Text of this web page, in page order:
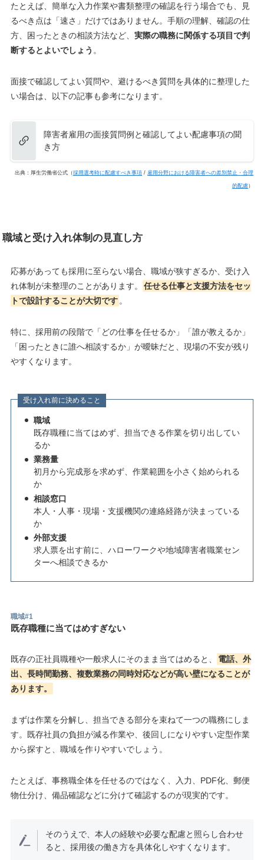
たとえば、簡単な入力作業や書類整理の確認を行う場合でも、見
るべき点は「速さ」だけではありません。手順の理解、確認の仕
方、困ったときの相談方法など、 実際の職務に関係する項目で判
断するとよいでしょう 。
面接で確認してよい質問や、避けるべき質問を具体的に整理した
い場合は、以下の記事も参考になります。
障害者雇用の面接質問例と確認してよい配慮事項の聞
き方
出典：厚生労働省公式（採用選考時に配慮すべき事項 / 雇用分野における障害者への差別禁止・合理
的配慮）
職域と受け入れ体制の見直し方
応募があっても採用に至らない場合、職域が狭すぎるか、受け入
れ体制が未整理のことがあります。
任せる仕事と支援方法をセッ
トで設計することが大切です。
特に、採用前の段階で「どの仕事を任せるか」「誰が教えるか」
「困ったときに誰へ相談するか」が曖昧だと、現場の不安が残り
やすくなります。
受け入れ前に決めること
職域
既存職種に当てはめず、担当できる作業を切り出してい
るか
業務量
初月から完成形を求めず、作業範囲を小さく始められる
か
相談窓口
本人・人事・現場・支援機関の連絡経路が決まっている
か
外部支援
求人票を出す前に、ハローワークや地域障害者職業セン
ターへ相談できるか
職域#1
既存職種に当てはめすぎない
既存の正社員職種や一般求人にそのまま当てはめると、
電話、外
出、長時間勤務、複数業務の同時対応などが高い壁になることが
あります。
まずは作業を分解し、担当できる部分を束ねて一つの職務にしま
す。既存社員の負担が減る作業や、後回しになりやすい定型作業
から探すと、職域を作りやすいでしょう。
たとえば、事務職全体を任せるのではなく、入力、PDF化、郵便
物仕分け、備品確認などに分けて確認するのが現実的です。
そのうえで、本人の経験や必要な配慮と照らし合わせ
ると、採用後の働き方を具体化しやすくなります。